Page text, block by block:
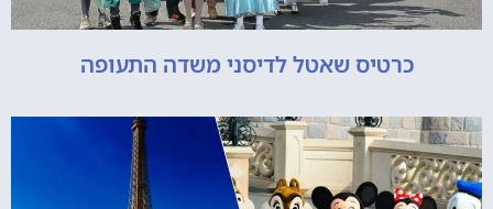
כרטיס שאטל לדיסני משדה התעופה